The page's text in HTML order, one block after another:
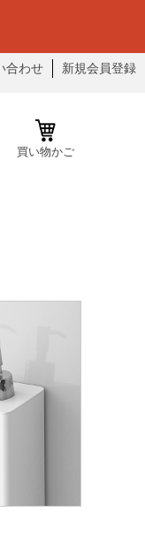
合わせ 新規会員登録
買い物かご